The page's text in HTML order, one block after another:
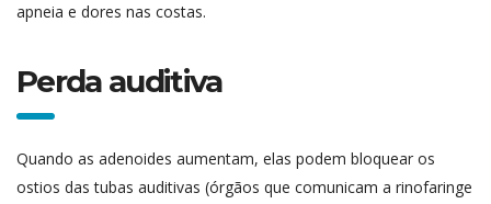
apneia e dores nas costas.
Perda auditiva
Quando as adenoides aumentam, elas podem bloquear os
ostios das tubas auditivas (órgãos que comunicam a rinofaringe